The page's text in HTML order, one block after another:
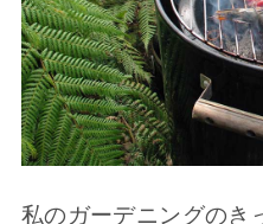
私のガーデニングのき